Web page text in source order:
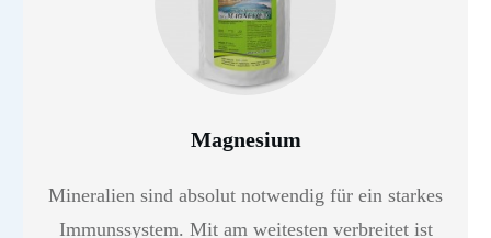
Magnesium
Mineralien sind absolut notwendig für ein starkes
Immunssystem. Mit am weitesten verbreitet ist